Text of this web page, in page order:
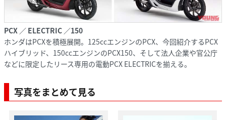
PCX ／ ELECTRIC ／150
ホンダはPCXを積極展開。125ccエンジンのPCX、今回紹介するPCX
ハイブリッド、150ccエンジンのPCX150、そして法人企業や官公庁
などに限定したリース専用の電動PCX ELECTRICを揃える。
写真をまとめて見る